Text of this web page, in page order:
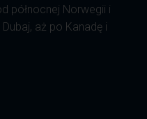
północnej Norwegii i
aż po Kanadę i